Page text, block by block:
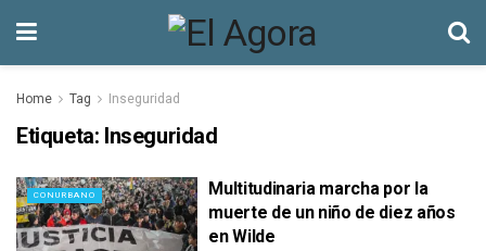
Home Tag Inseguridad
Etiqueta: Inseguridad
CONURBANO
Multitudinaria marcha por la
muerte de un niño de diez años
en Wilde